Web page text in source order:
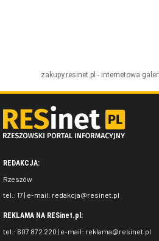
zakupy.resinet.pl - internetowa
REDAKCJA:
Rzeszów
tel.: 17 | e-mail: redakcja@resinet.pl
REKLAMA NA RESinet.pl:
tel.: 607 872 220 | e-mail: reklama@resinet.pl